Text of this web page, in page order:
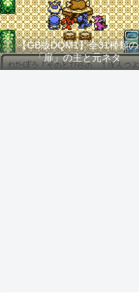
【GB版DQM1】全31種類の
「扉」の主と元ネタ